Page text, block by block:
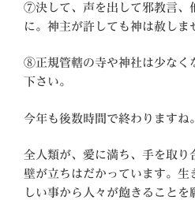
⑦決して、声を出して邪教言、
に。神主が許しても神は赦しま
⑧正規管轄の寺や神社は少なく
下さい。
今年も後数時間で終わりますね。
全人類が、愛に満ち、手を取り
壁が立ちはだかっています。生
しい事から人々が飽きること